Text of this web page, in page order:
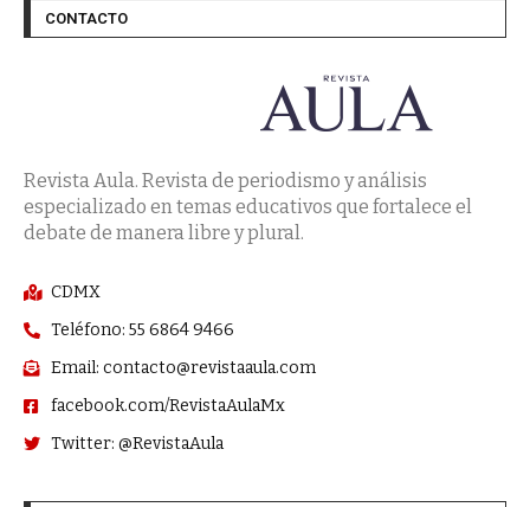
CONTACTO
Revista Aula. Revista de periodismo y análisis
especializado en temas educativos que fortalece el
debate de manera libre y plural.
CDMX
Teléfono: 55 6864 9466
Email: contacto@revistaaula.com
facebook.com/RevistaAulaMx
Twitter: @RevistaAula